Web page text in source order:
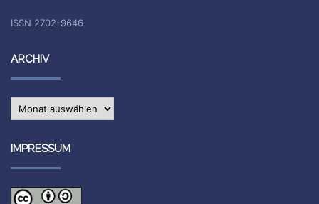
ISSN 2702-9646
ARCHIV
Archiv
IMPRESSUM